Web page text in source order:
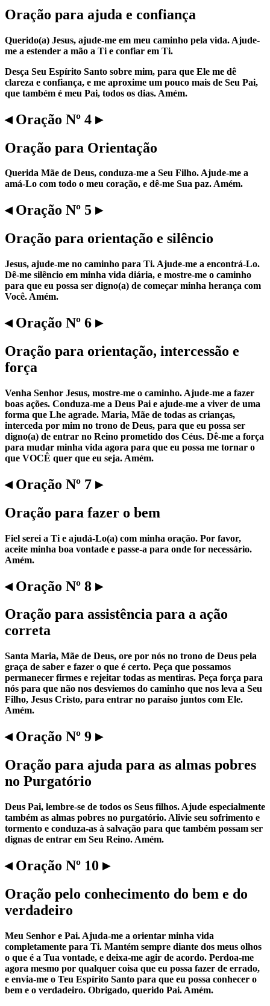
Oração para ajuda e confiança
Querido(a) Jesus, ajude-me em meu caminho pela vida. Ajude-
me a estender a mão a Ti e confiar em Ti.
Desça Seu Espírito Santo sobre mim, para que Ele me dê
clareza e confiança, e me aproxime um pouco mais de Seu Pai,
que também é meu Pai, todos os dias. Amém.
◂ Oração Nº 4 ▸
Oração para Orientação
Querida Mãe de Deus, conduza-me a Seu Filho. Ajude-me a
amá-Lo com todo o meu coração, e dê-me Sua paz. Amém.
◂ Oração Nº 5 ▸
Oração para orientação e silêncio
Jesus, ajude-me no caminho para Ti. Ajude-me a encontrá-Lo.
Dê-me silêncio em minha vida diária, e mostre-me o caminho
para que eu possa ser digno(a) de começar minha herança com
Você. Amém.
◂ Oração Nº 6 ▸
Oração para orientação, intercessão e
força
Venha Senhor Jesus, mostre-me o caminho. Ajude-me a fazer
boas ações. Conduza-me a Deus Pai e ajude-me a viver de uma
forma que Lhe agrade. Maria, Mãe de todas as crianças,
interceda por mim no trono de Deus, para que eu possa ser
digno(a) de entrar no Reino prometido dos Céus. Dê-me a força
para mudar minha vida agora para que eu possa me tornar o
que VOCÊ quer que eu seja. Amém.
◂ Oração Nº 7 ▸
Oração para fazer o bem
Fiel serei a Ti e ajudá-Lo(a) com minha oração. Por favor,
aceite minha boa vontade e passe-a para onde for necessário.
Amém.
◂ Oração Nº 8 ▸
Oração para assistência para a ação
correta
Santa Maria, Mãe de Deus, ore por nós no trono de Deus pela
graça de saber e fazer o que é certo. Peça que possamos
permanecer firmes e rejeitar todas as mentiras. Peça força para
nós para que não nos desviemos do caminho que nos leva a Seu
Filho, Jesus Cristo, para entrar no paraíso juntos com Ele.
Amém.
◂ Oração Nº 9 ▸
Oração para ajuda para as almas pobres
no Purgatório
Deus Pai, lembre-se de todos os Seus filhos. Ajude especialmente
também as almas pobres no purgatório. Alivie seu sofrimento e
tormento e conduza-as à salvação para que também possam ser
dignas de entrar em Seu Reino. Amém.
◂ Oração Nº 10 ▸
Oração pelo conhecimento do bem e do
verdadeiro
Meu Senhor e Pai. Ajuda-me a orientar minha vida
completamente para Ti. Mantém sempre diante dos meus olhos
o que é a Tua vontade, e deixa-me agir de acordo. Perdoa-me
agora mesmo por qualquer coisa que eu possa fazer de errado,
e envia-me o Teu Espírito Santo para que eu possa conhecer o
bem e o verdadeiro. Obrigado, querido Pai. Amém.